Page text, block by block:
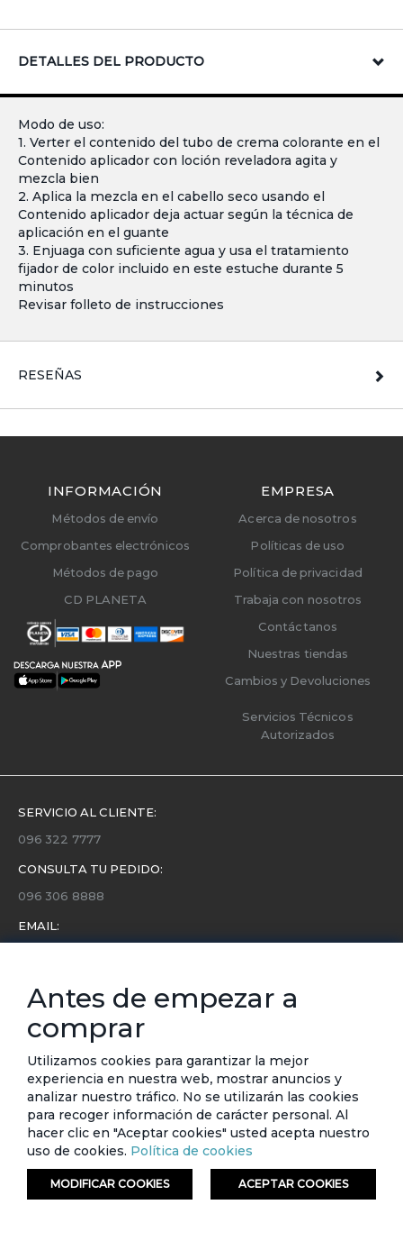
DETALLES DEL PRODUCTO
Modo de uso:
1. Verter el contenido del tubo de crema colorante en el
Contenido aplicador con loción reveladora agita y
mezcla bien
2. Aplica la mezcla en el cabello seco usando el
Contenido aplicador deja actuar según la técnica de
aplicación en el guante
3. Enjuaga con suficiente agua y usa el tratamiento
fijador de color incluido en este estuche durante 5
minutos
Revisar folleto de instrucciones
RESEÑAS
INFORMACIÓN
Métodos de envío
Comprobantes electrónicos
Métodos de pago
CD PLANETA
EMPRESA
Acerca de nosotros
Políticas de uso
Política de privacidad
Trabaja con nosotros
Contáctanos
Nuestras tiendas
Cambios y Devoluciones
Servicios Técnicos
Autorizados
SERVICIO AL CLIENTE:
096 322 7777
CONSULTA TU PEDIDO:
096 306 8888
EMAIL:
Conoce toda la información sobre últimas colecciones,
eventos y ofertas.
Subscríbete a nuestro newsletter
SUSCRIBIRSE
© ETAFASHION 2023. Todos los derechos reservados.
Antes de empezar a
comprar
Utilizamos cookies para garantizar la mejor
experiencia en nuestra web, mostrar anuncios y
analizar nuestro tráfico. No se utilizarán las cookies
para recoger información de carácter personal. Al
hacer clic en "Aceptar cookies" usted acepta nuestro
uso de cookies. Política de cookies
MODIFICAR COOKIES ACEPTAR COOKIES